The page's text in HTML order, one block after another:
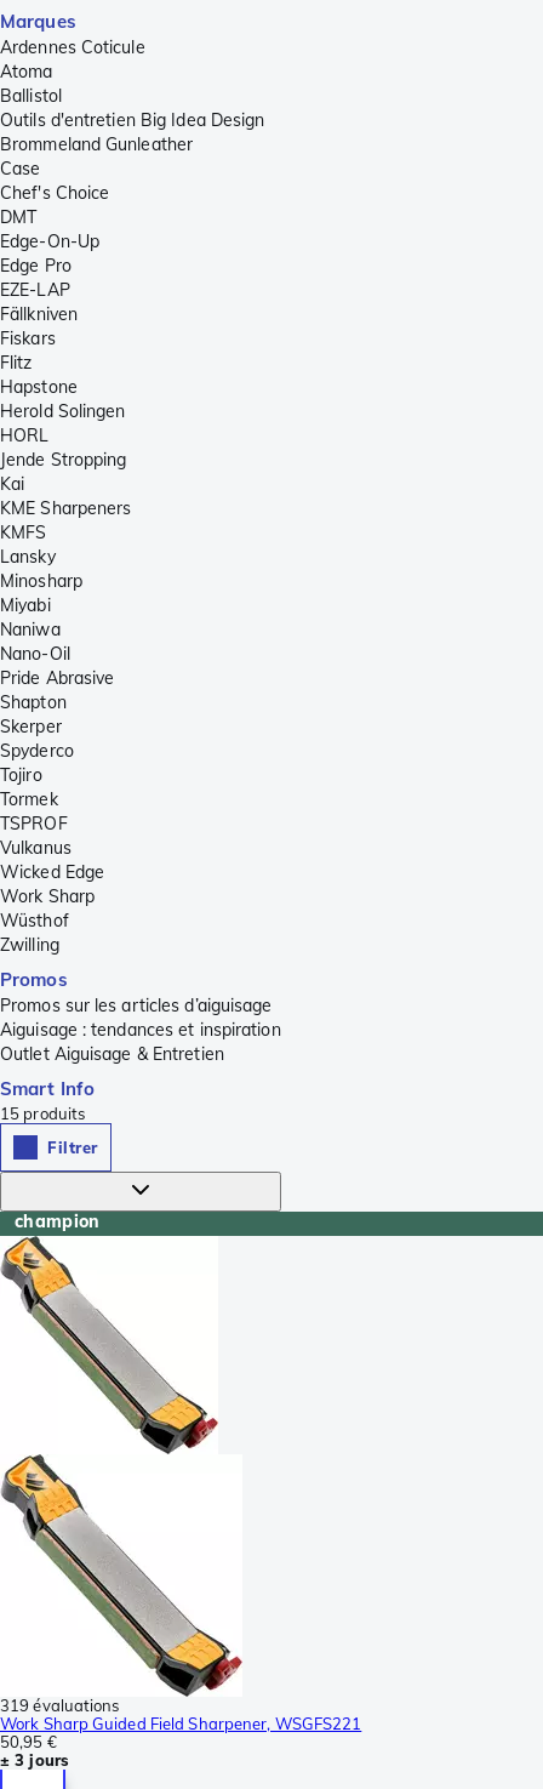
Marques
Ardennes Coticule
Atoma
Ballistol
Outils d'entretien Big Idea Design
Brommeland Gunleather
Case
Chef's Choice
DMT
Edge-On-Up
Edge Pro
EZE-LAP
Fällkniven
Fiskars
Flitz
Hapstone
Herold Solingen
HORL
Jende Stropping
Kai
KME Sharpeners
KMFS
Lansky
Minosharp
Miyabi
Naniwa
Nano-Oil
Pride Abrasive
Shapton
Skerper
Spyderco
Tojiro
Tormek
TSPROF
Vulkanus
Wicked Edge
Work Sharp
Wüsthof
Zwilling
Promos
Promos sur les articles d’aiguisage
Aiguisage : tendances et inspiration
Outlet Aiguisage & Entretien
Smart Info
15 produits
Filtrer
champion
319 évaluations
Work Sharp Guided Field Sharpener, WSGFS221
50,95 €
± 3 jours